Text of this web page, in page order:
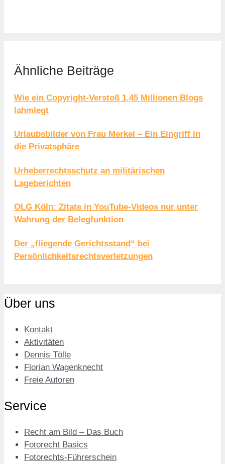
Ähnliche Beiträge
Wie ein Copyright-Verstoß 1,45 Millionen Blogs
lahmlegt
Urlaubsbilder von Frau Merkel – Ein Eingriff in
die Privatsphäre
Urheberrechtsschutz an militärischen
Lageberichten
OLG Köln: Zitate in YouTube-Videos nur unter
Wahrung der Belegfunktion
Der „fliegende Gerichtsstand“ bei
Persönlichkeitsrechtsverletzungen
Über uns
Kontakt
Aktivitäten
Dennis Tölle
Florian Wagenknecht
Freie Autoren
Service
Recht am Bild – Das Buch
Fotorecht Basics
Fotorechts-Führerschein